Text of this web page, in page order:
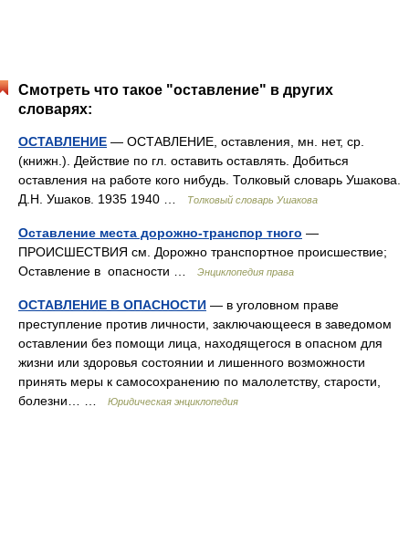
Смотреть что такое "оставление" в других
словарях:
ОСТАВЛЕНИЕ — ОСТАВЛЕНИЕ, оставления, мн. нет, ср.
(книжн.). Действие по гл. оставить оставлять. Добиться
оставления на работе кого нибудь. Толковый словарь Ушакова.
Д.Н. Ушаков. 1935 1940 …
Толковый словарь Ушакова
Оставление места дорожно-транспор тного —
ПРОИСШЕСТВИЯ см. Дорожно транспортное происшествие;
Оставление в опасности …
Энциклопедия права
ОСТАВЛЕНИЕ В ОПАСНОСТИ — в уголовном праве
преступление против личности, заключающееся в заведомом
оставлении без помощи лица, находящегося в опасном для
жизни или здоровья состоянии и лишенного возможности
принять меры к самосохранению по малолетству, старости,
болезни… …
Юридическая энциклопедия